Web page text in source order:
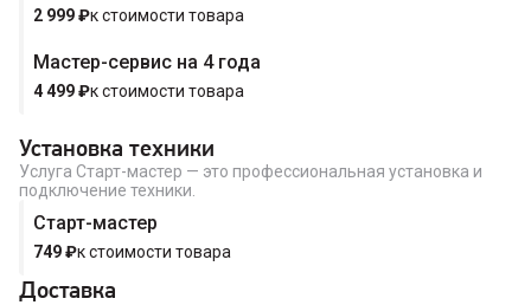
2 999₽к стоимости товара
Мастер-сервис на 4 года
4 499₽к стоимости товара
Установка техники
Услуга Старт-мастер — это профессиональная установка и
подключение техники.
Старт-мастер
749₽к стоимости товара
Доставка